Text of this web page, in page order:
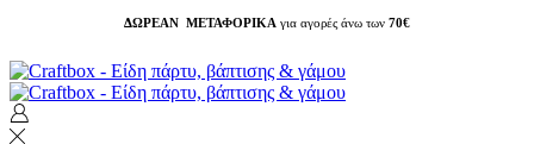
ΔΩΡΕΑΝ ΜΕΤΑΦΟΡΙΚΑ για αγορές άνω των 70€